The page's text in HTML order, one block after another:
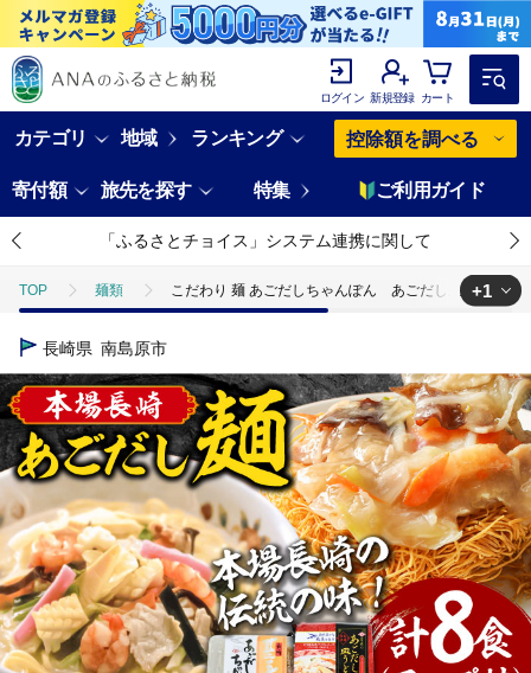
ログイン 新規登録 カート
カテゴリ 地域 ランキング 控除額を調べる
寄付額 旅先を探す 特集 ご利用ガイド
「ふるさとチョイス」システム連携に関して
TOP 麺類 こだわり 麺 あごだしちゃんぽん あごだし皿うどんセ
TOP
+1
長崎県 南島原市